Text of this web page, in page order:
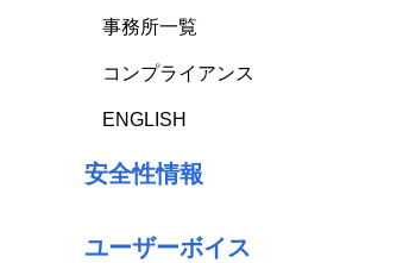
事務所一覧
コンプライアンス
ENGLISH
安全性情報
ユーザーボイス